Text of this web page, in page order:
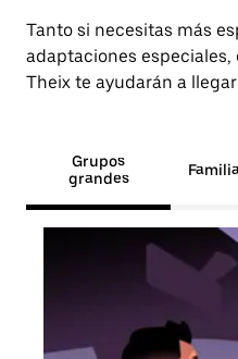
Tanto si necesitas más
adaptaciones especiales,
Theix te ayudarán a
Grupos
grandes